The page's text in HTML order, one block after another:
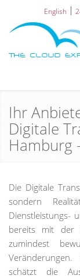
English
Ihr
Digitale
Hamburg
Die Digitale
sondern
Dienstleistungs-
bereits mit der
zumindest
schätzt die